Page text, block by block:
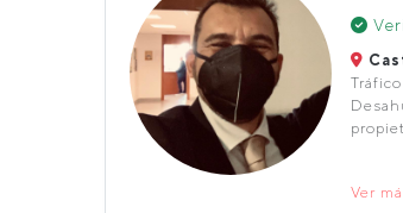
Ver